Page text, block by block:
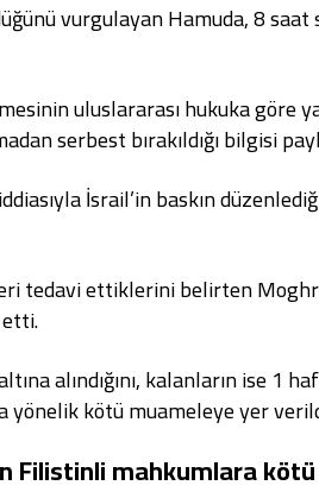
vurgulayan Hamuda, 8
uluslararası hukuka göre
serbest bırakıldığı bilgisi
İsrail’in baskın
tedavi ettiklerini belirten
.
alındığını, kalanların ise 1
kötü muameleye yer
Filistinli mahkumlara